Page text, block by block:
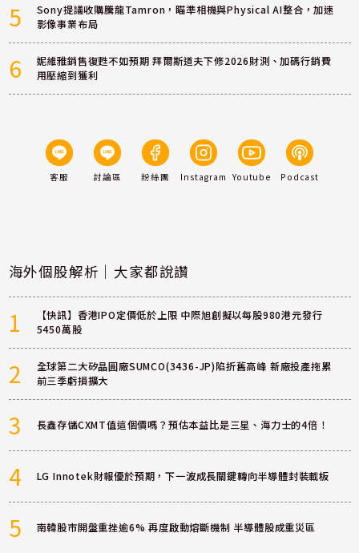
5
Sony提議收購騰龍Tamron，瞄準相機與Physical AI整合，加速
影像事業布局
6
妮維雅銷售復甦不如預期 拜爾斯道夫下修2026財測、加碼行銷費
用壓縮到獲利
客服 討論區 粉絲團 Instagram Youtube Podcast
海外個股解析｜大家都說讚
1
【快訊】香港IPO定價低於上限 中際旭創擬以每股980港元發行
5450萬股
2
全球第二大矽晶圓廠SUMCO(3436-JP)陷折舊高峰 新廠投產拖累
前三季虧損擴大
3 長鑫存儲CXMT值這個價嗎？預估本益比是三星、海力士的4倍！
4 LG Innotek財報優於預期，下一波成長關鍵轉向半導體封裝載板
5 南韓股市開盤重挫逾6% 再度啟動熔斷機制 半導體股成重災區